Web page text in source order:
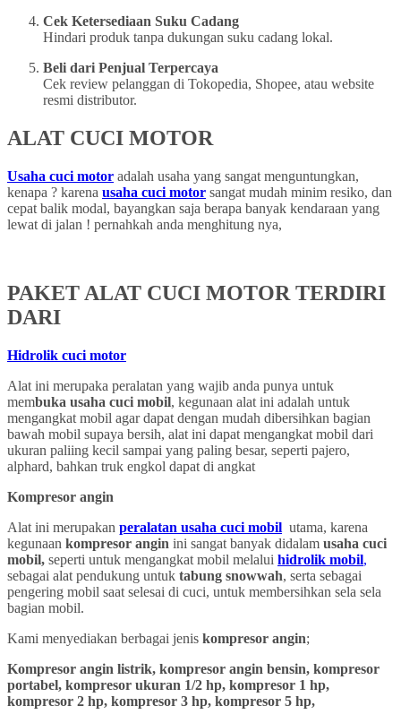
Cek Ketersediaan Suku Cadang
Hindari produk tanpa dukungan suku cadang lokal.
Beli dari Penjual Terpercaya
Cek review pelanggan di Tokopedia, Shopee, atau website
resmi distributor.
ALAT CUCI MOTOR
Usaha cuci motor adalah usaha yang sangat menguntungkan,
kenapa ? karena usaha cuci motor sangat mudah minim resiko, dan
cepat balik modal, bayangkan saja berapa banyak kendaraan yang
lewat di jalan ! pernahkah anda menghitung nya,
PAKET ALAT CUCI MOTOR TERDIRI
DARI
Hidrolik cuci motor
Alat ini merupaka peralatan yang wajib anda punya untuk
membuka usaha cuci mobil, kegunaan alat ini adalah untuk
mengangkat mobil agar dapat dengan mudah dibersihkan bagian
bawah mobil supaya bersih, alat ini dapat mengangkat mobil dari
ukuran paliing kecil sampai yang paling besar, seperti pajero,
alphard, bahkan truk engkol dapat di angkat
Kompresor angin
Alat ini merupakan peralatan usaha cuci mobil utama, karena
kegunaan kompresor angin ini sangat banyak didalam usaha cuci
mobil, seperti untuk mengangkat mobil melalui hidrolik mobil,
sebagai alat pendukung untuk tabung snowwah, serta sebagai
pengering mobil saat selesai di cuci, untuk membersihkan sela sela
bagian mobil.
Kami menyediakan berbagai jenis kompresor angin;
Kompresor angin listrik, kompresor angin bensin, kompresor
portabel, kompresor ukuran 1/2 hp, kompresor 1 hp,
kompresor 2 hp, kompresor 3 hp, kompresor 5 hp,